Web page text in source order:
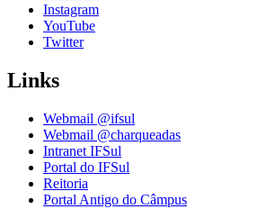
Instagram
YouTube
Twitter
Links
Webmail @ifsul
Webmail @charqueadas
Intranet IFSul
Portal do IFSul
Reitoria
Portal Antigo do Câmpus